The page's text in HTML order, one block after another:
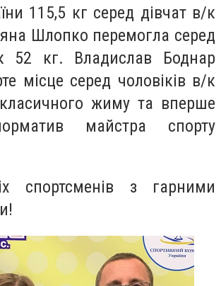
115,5 кг серед дівчат в/к
Шлопко перемогла серед
52 кг. Владислав Боднар
місце серед чоловіків в/к
жиму та вперше
майстра спорту
спортсменів з гарними